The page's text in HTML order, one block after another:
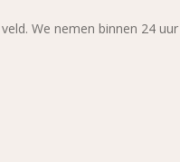
We nemen binnen 24 uur